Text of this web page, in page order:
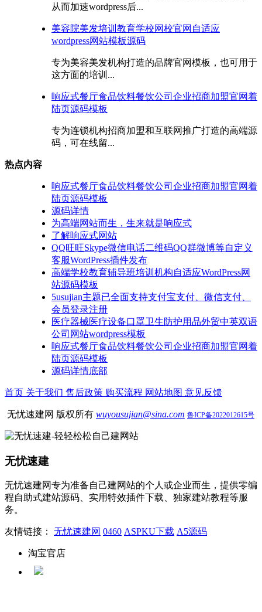
从而加速wordpress后...
美容院美发培训教育学校网校官网自适应
wordpress网站模板源码
专为美容美发机构打造的品牌官网模板，也可用于
这方面的培训...
响应式餐厅食品饮料餐饮公司企业招商加盟官网着
陆页源码模板
专为连锁机构招商加盟和互联网推广打造的高端源
码，可在线留...
热点内容
响应式餐厅食品饮料餐饮公司企业招商加盟官网着
陆页源码模板
源码详情
为高端网站而生，生来就是响应式
了解响应式网站
QQ旺旺Skype微信电话二维码QQ群微博等自定义
客服WordPress插件发布
高端学校教育辅导班培训机构自适应WordPress网
站源码模板
5usujian主题已全面支持支付宝支付、微信支付、
会员登录注册
医疗器械医疗设备口罩卫生防护用品外贸中英双语
公司网站wordpress模板
响应式餐厅食品饮料餐饮公司企业招商加盟官网着
陆页源码模板
源码详情底部
首页 关于我们 售后政策 购买流程 网站地图 意见反馈
无忧速建网 版权所有 wuyousujian@sina.com 鲁ICP备2022012615号
无忧速建
无忧速建网专为准备自己建网站的个人或企业而生，提供零编
程自助式建站源码、实用特效插件下载、独家建站教程等服
务。
友情链接： 无忧速建网 0460 ASPKU下载 A5源码
淘宝官店